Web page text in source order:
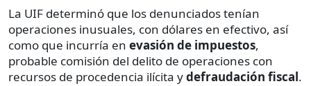
La UIF determinó que los denunciados tenían
operaciones inusuales, con dólares en efectivo, así
como que incurría en evasión de impuestos,
probable comisión del delito de operaciones con
recursos de procedencia ilícita ydefraudación fiscal.